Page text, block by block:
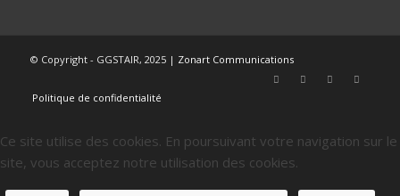
© Copyright - GGSTAIR, 2025 | Zonart Communications
Politique de confidentialité
Ce site utilise des cookies. En poursuivant votre navigation sur le
site, vous acceptez notre utilisation des cookies.